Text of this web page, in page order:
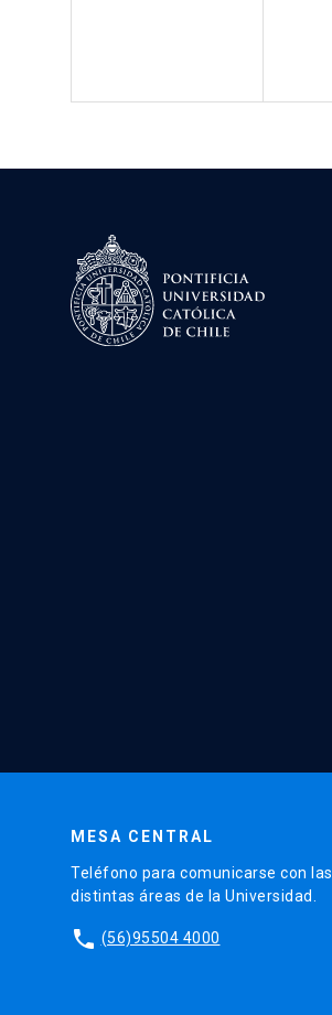
MESA CENTRAL
Teléfono para comunicarse con las
distintas áreas de la Universidad.
phone (56)95504 4000